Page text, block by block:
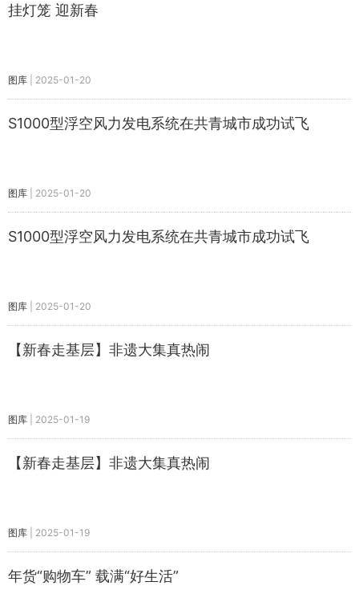
挂灯笼 迎新春
图库 2025-01-20
S1000型浮空风力发电系统在共青城市成功试飞
图库 2025-01-20
S1000型浮空风力发电系统在共青城市成功试飞
图库 2025-01-20
【新春走基层】非遗大集真热闹
图库 2025-01-19
【新春走基层】非遗大集真热闹
图库 2025-01-19
年货“购物车” 载满“好生活”